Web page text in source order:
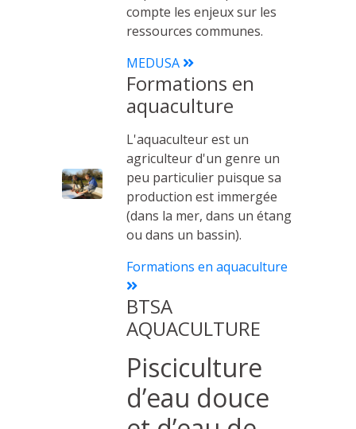
compte les enjeux sur les
ressources communes.
MEDUSA
Formations en
aquaculture
L'aquaculteur est un
agriculteur d'un genre un
peu particulier puisque sa
production est immergée
(dans la mer, dans un étang
ou dans un bassin).
Formations en aquaculture
BTSA
AQUACULTURE
Pisciculture
d’eau douce